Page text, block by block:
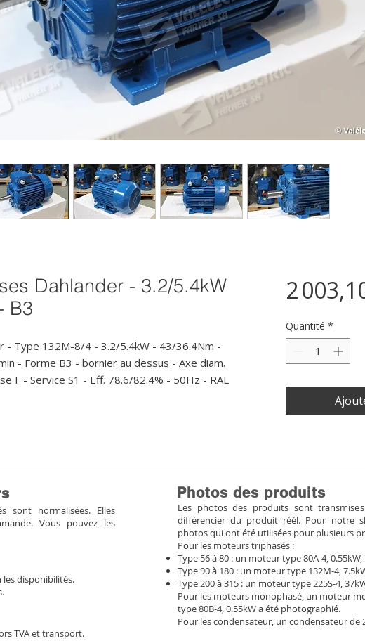
Dahlander - 3.2/5.4kW
B3
- Type 132M-8/4 - 3.2/5.4kW - 43/36.4Nm -
- Forme B3 - bornier au dessus - Axe diam.
F - Service S1 - Eff. 78.6/82.4% - 50Hz - RAL
2
Quantité *
sont normalisées. Elles
Vous pouvez les
les disponibilités.
TVA et transport.
Photos des produits
Les photos des produits sont
différencier du produit réél. Pour notre
photos qui ont été utilisées pour plusieurs
Pour les moteurs triphasés :
Type 56 à 80 : un moteur type 80A-4,
Type 90 à 180 : un moteur type 132M-4,
Type 200 à 315 : un moteur type 225S-4,
Pour les moteurs monophasé, un moteur
type 80B-4, 0.55kW a été photographié.
Pour les condensateur, un condensateur de